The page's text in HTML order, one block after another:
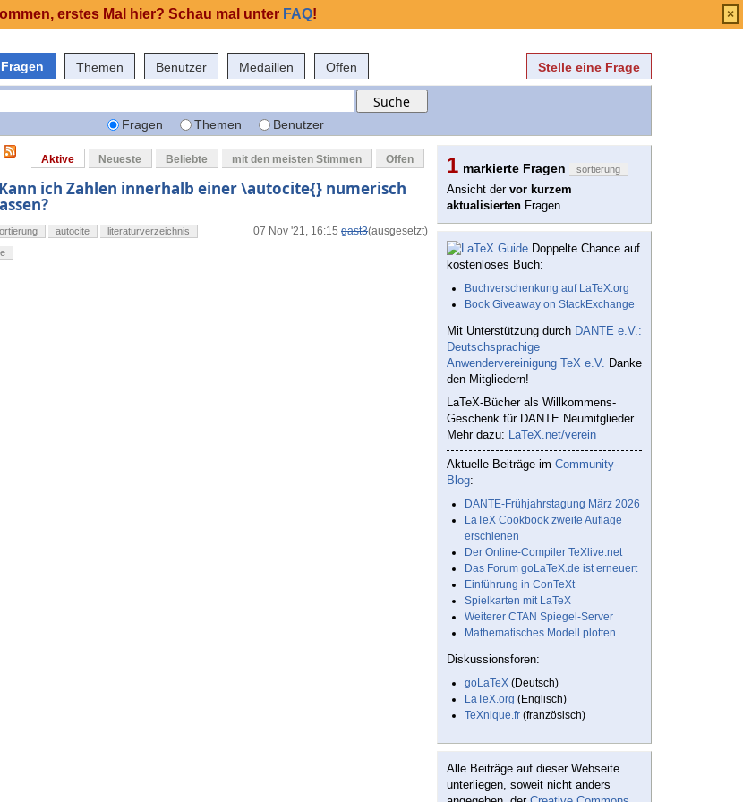
Fragen Themen Benutzer Medaillen Offen Stelle eine Frage
Fragen Themen Benutzer
Aktive Neueste Beliebte mit den meisten Stimmen Offen
ich Zahlen innerhalb einer \autocite{} numerisch
07 Nov '21, 16:15 gast3(ausgesetzt)
autocite
literaturverzeichnis
1 markierte Fragen sortierung
Ansicht der vor kurzem
aktualisierten Fragen
Doppelte Chance auf
kostenloses Buch:
Buchverschenkung auf LaTeX.org
Book Giveaway on StackExchange
Mit Unterstützung durch DANTE e.V.:
Deutschsprachige
Anwendervereinigung TeX e.V. Danke
den Mitgliedern!
LaTeX-Bücher als Willkommens-
Geschenk für DANTE Neumitglieder.
Mehr dazu: LaTeX.net/verein
Aktuelle Beiträge im Community-
Blog:
DANTE-Frühjahrstagung März 2026
LaTeX Cookbook zweite Auflage
erschienen
Der Online-Compiler TeXlive.net
Das Forum goLaTeX.de ist erneuert
Einführung in ConTeXt
Spielkarten mit LaTeX
Weiterer CTAN Spiegel-Server
Mathematisches Modell plotten
Diskussionsforen:
goLaTeX (Deutsch)
LaTeX.org (Englisch)
TeXnique.fr (französisch)
Alle Beiträge auf dieser Webseite
unterliegen, soweit nicht anders
erstes Mal hier? Schau mal unter FAQ! ×